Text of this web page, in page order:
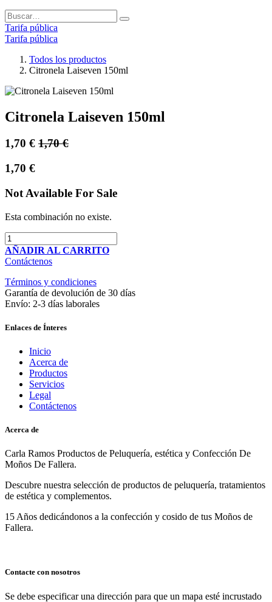
Tarifa pública
Tarifa pública
Todos los productos
Citronela Laiseven 150ml
Citronela Laiseven 150ml
1,70 € 1,70€
1,70 €
Not Available For Sale
Esta combinación no existe.
AÑADIR AL CARRITO
Contáctenos
Términos y condiciones
Garantía de devolución de 30 días
Envío: 2-3 días laborales
Enlaces de Ínteres
Inicio
Acerca de
Productos
Servicios
Legal
Contáctenos
Acerca de
Carla Ramos Productos de Peluquería, estética y Confección De
Moños De Fallera.
Descubre nuestra selección de productos de peluquería, tratamientos
de estética y complementos.
15 Años dedicándonos a la confección y cosido de tus Moños de
Fallera.
Contacte con nosotros
Se debe especificar una dirección para que un mapa esté incrustado